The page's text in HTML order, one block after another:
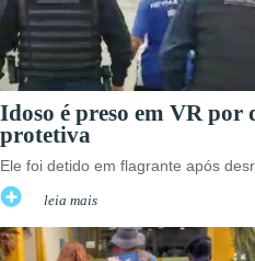
Idoso é preso em VR
protetiva
Ele foi detido em flagrante após
leia mais